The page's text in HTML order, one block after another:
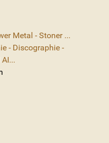
Metal - Stoner ...
- Discographie -
AI...